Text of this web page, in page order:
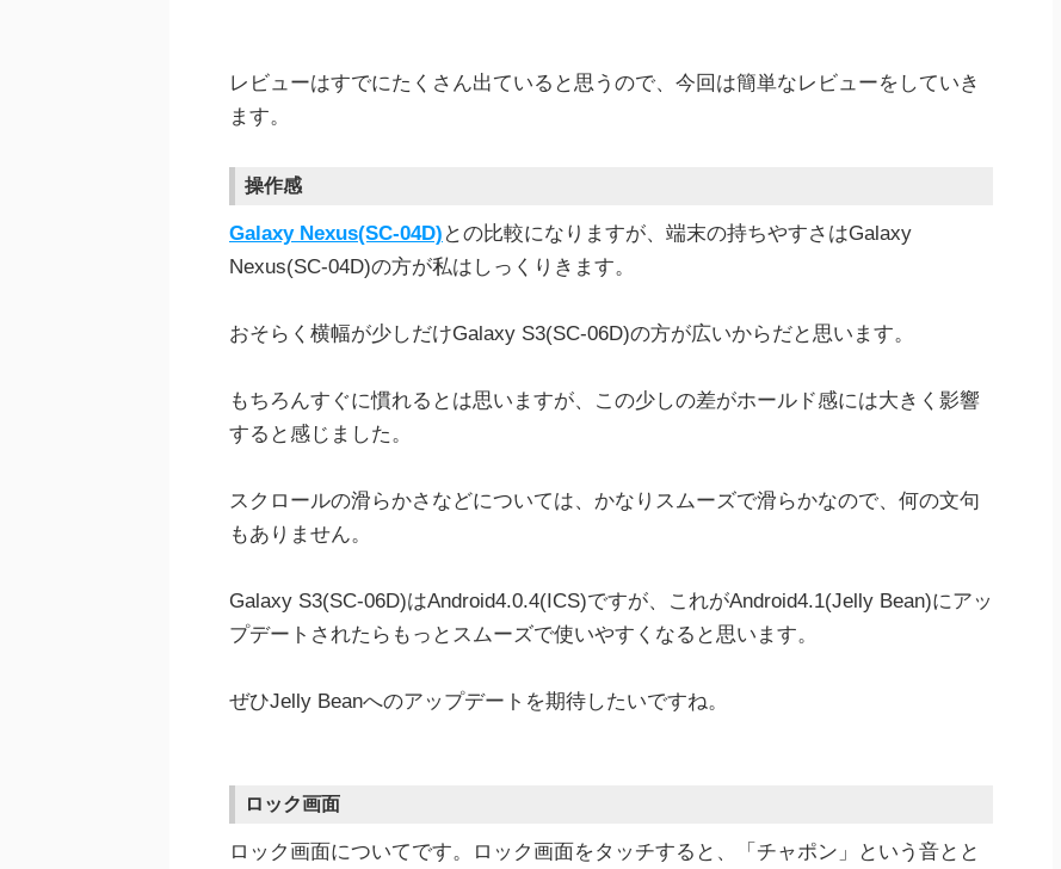
レビューはすでにたくさん出ていると思うので、今回は簡単なレビューをしていき
ます。
操作感
Galaxy Nexus(SC-04D) との比較になりますが、端末の持ちやすさはGalaxy
Nexus(SC-04D)の方が私はしっくりきます。
おそらく横幅が少しだけGalaxy S3(SC-06D)の方が広いからだと思います。
もちろんすぐに慣れるとは思いますが、この少しの差がホールド感には大きく影響
すると感じました。
スクロールの滑らかさなどについては、かなりスムーズで滑らかなので、何の文句
もありません。
Galaxy S3(SC-06D)はAndroid4.0.4(ICS)ですが、これがAndroid4.1(Jelly Bean)にアッ
プデートされたらもっとスムーズで使いやすくなると思います。
ぜひJelly Beanへのアップデートを期待したいですね。
ロック画面
ロック画面についてです。ロック画面をタッチすると、「チャポン」という音とと